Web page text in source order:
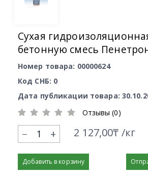
Сухая
бетонную смесь
Номер товара: 00000624
Код СНБ: 0
Дата публикации товара:
Отзывы (0)
+ 2 127,00₸ /кг
Добавить в корзину